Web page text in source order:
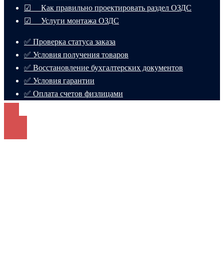
☑ Как правильно проектировать раздел ОЗДС
☑ Услуги монтажа ОЗДС
✅ Проверка статуса заказа
✅ Условия получения товаров
✅ Восстановление бухгалтерских документов
✅ Условия гарантии
✅ Оплата счетов физлицами